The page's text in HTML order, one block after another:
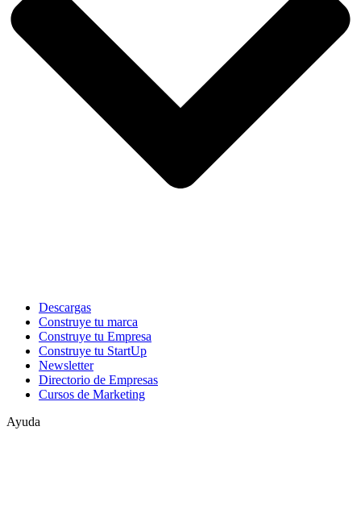
Descargas
Construye tu marca
Construye tu Empresa
Construye tu StartUp
Newsletter
Directorio de Empresas
Cursos de Marketing
Ayuda